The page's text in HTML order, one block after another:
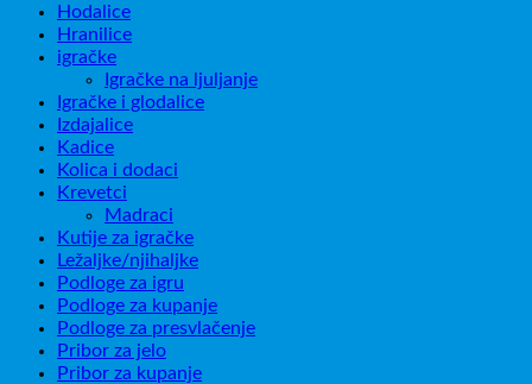
Hodalice
Hranilice
igračke
Igračke na ljuljanje
Igračke i glodalice
Izdajalice
Kadice
Kolica i dodaci
Krevetci
Madraci
Kutije za igračke
Ležaljke/njihaljke
Podloge za igru
Podloge za kupanje
Podloge za presvlačenje
Pribor za jelo
Pribor za kupanje